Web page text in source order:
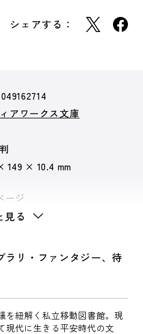
シェアする：
アワークス文庫
149 × 10.4 mm
ージ
見る
ラリ・ファンタジー、待
紐解く私立移動図書館。現
現代に生きる平安時代の文